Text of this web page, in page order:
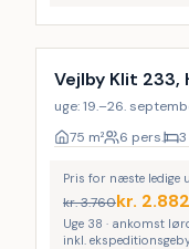
Vejlby Klit 233,
uge: 19.–26.
75 m² 6 pers.
Pris for næste ledige
kr.3.760kr. 2.882
Uge 38 · ankomst
inkl.